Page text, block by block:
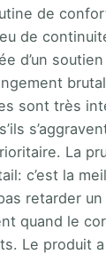
de
de
d’un
sont très
La
c’est la
retarder un
quand le
Le produit